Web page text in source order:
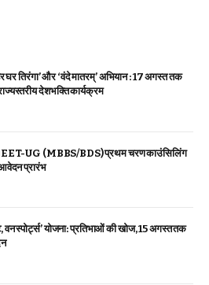
घर तिरंगा’ और ‘वंदे मातरम्’ अभियान : 17 अगस्त तक
देशभक्ति कार्यक्रम
UG (MBBS/BDS) प्रथम चरण काउंसिलिंग
प्रारंभ
वन स्पोर्ट्स’ योजना: प्रतिभाओं की खोज, 15 अगस्त तक